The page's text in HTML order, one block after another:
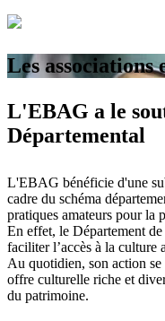
Lesassociations
L'EBAG a le
Départemental
L'EBAG bénéficie d'une
cadre du schéma
pratiques amateurs pour la
En effet, le Département
faciliter l’accès à la culture
Au quotidien, son action
offre culturelle riche et
du patrimoine.